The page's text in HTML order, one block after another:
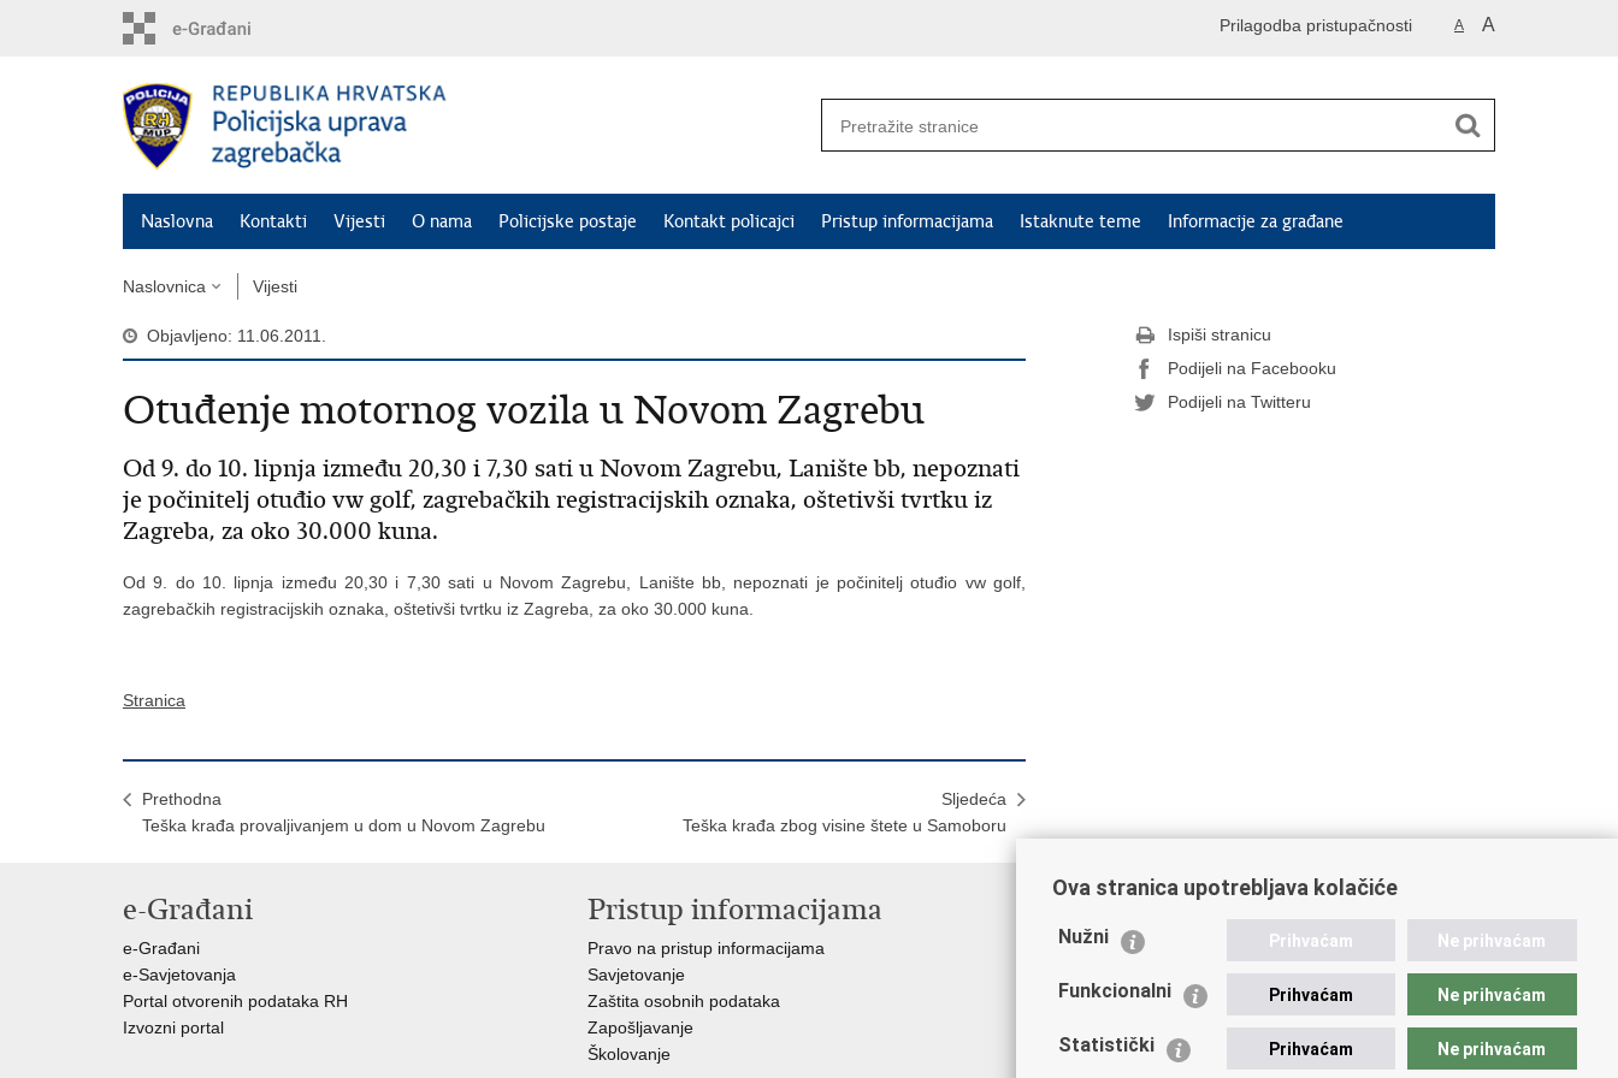
A A
Prilagodba pristupačnosti
Naslovna Kontakti Vijesti O nama Policijske postaje Kontakt policajci Pristup informacijama Istaknute teme Informacije za građane
Naslovnica Vijesti
Objavljeno: 11.06.2011.
Otuđenje motornog vozila u Novom Zagrebu
Od 9. do 10. lipnja između 20,30 i 7,30 sati u Novom Zagrebu, Lanište bb, nepoznati
je počinitelj otuđio vw golf, zagrebačkih registracijskih oznaka, oštetivši tvrtku iz
Zagreba, za oko 30.000 kuna.
Od 9. do 10. lipnja između 20,30 i 7,30 sati u Novom Zagrebu, Lanište bb, nepoznati je počinitelj otuđio vw golf,
zagrebačkih registracijskih oznaka, oštetivši tvrtku iz Zagreba, za oko 30.000 kuna.
Stranica
Prethodna
Teška krađa provaljivanjem u dom u Novom Zagrebu
Sljedeća
Teška krađa zbog visine štete u Samoboru
Ispiši stranicu
Podijeli na Facebooku
Podijeli na Twitteru
e-Građani
e-Građani
e-Savjetovanja
Portal otvorenih podataka RH
Izvozni portal
Pristup informacijama
Pravo na pristup informacijama
Savjetovanje
Zaštita osobnih podataka
Zapošljavanje
Školovanje
Važne poveznice
Ministarstvo unutarnjih poslova
Udruge
Policijska akademija
Ova stranica upotrebljava kolačiće
Nužni Prihvaćam Ne prihvaćam
Funkcionalni Prihvaćam Ne prihvaćam
Statistički Prihvaćam Ne prihvaćam